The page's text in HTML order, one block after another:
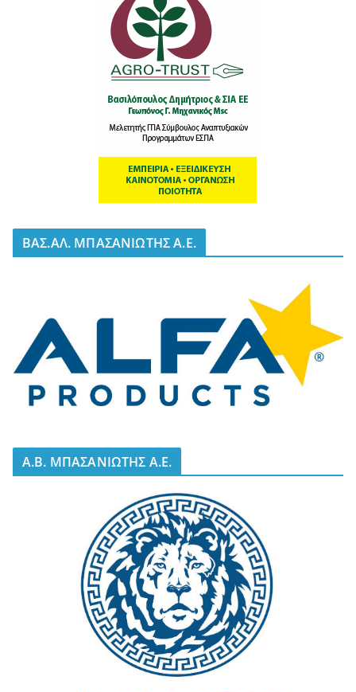
BΑΣ.ΑΛ. ΜΠΑΣΑΝΙΩΤΗΣ Α.Ε.
A.B. ΜΠΑΣΑΝΙΩΤΗΣ Α.Ε.